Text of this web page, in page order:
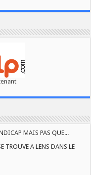
MAIS PAS QUE...
TROUVE A LENS DANS LE